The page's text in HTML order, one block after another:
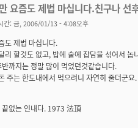
요즘도 제법 마십니다.친구나 선
간: 금, 2006/01/13 - 4:08오후
도 제법 마십니다.
리 할것도 없고, 밥에 술에 잡담을 섞어서 놉
까지는 정말 많이 먹었던것같습니다.
주는 한도내에서 먹으려니 자연히 줄더군
끝없는 인내다. 1973 法頂